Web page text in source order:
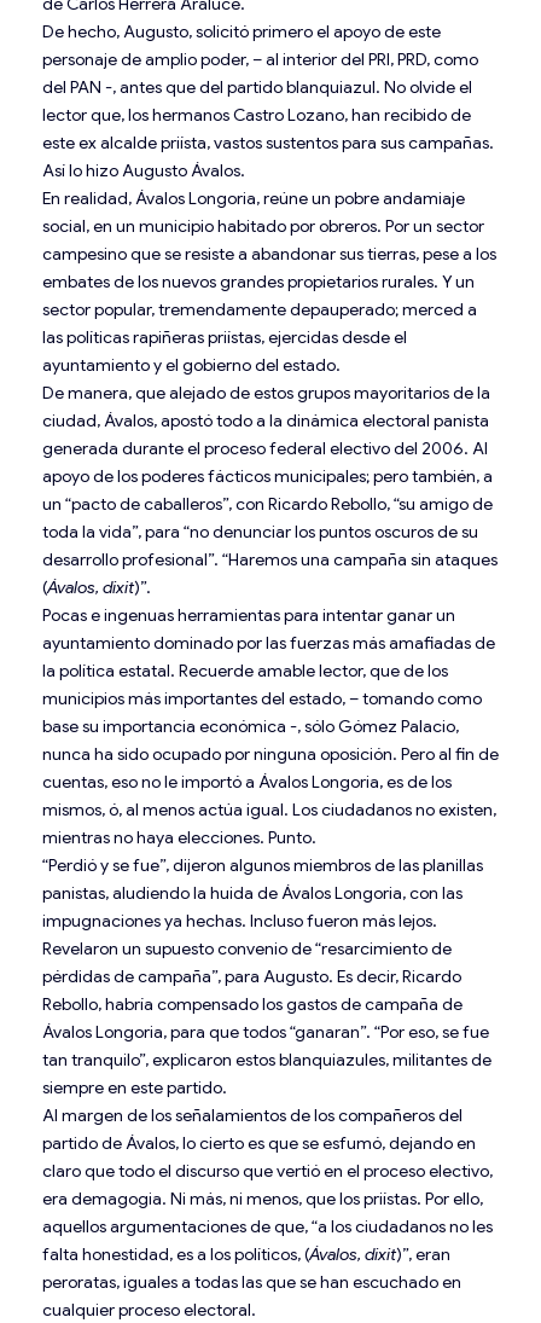
De hecho, Augusto, solicitó primero el apoyo de este
personaje de amplio poder, – al interior del PRI, PRD, como
del PAN -, antes que del partido blanquiazul. No olvide el
lector que, los hermanos Castro Lozano, han recibido de
este ex alcalde priísta, vastos sustentos para sus campañas.
Así lo hizo Augusto Ávalos.
En realidad, Ávalos Longoria, reúne un pobre andamiaje
social, en un municipio habitado por obreros. Por un sector
campesino que se resiste a abandonar sus tierras, pese a los
embates de los nuevos grandes propietarios rurales. Y un
sector popular, tremendamente depauperado; merced a
las políticas rapiñeras priístas, ejercidas desde el
ayuntamiento y el gobierno del estado.
De manera, que alejado de estos grupos mayoritarios de la
ciudad, Ávalos, apostó todo a la dinámica electoral panista
generada durante el proceso federal electivo del 2006. Al
apoyo de los poderes fácticos municipales; pero también, a
un “pacto de caballeros”, con Ricardo Rebollo, “su amigo de
toda la vida”, para “no denunciar los puntos oscuros de su
desarrollo profesional”. “Haremos una campaña sin ataques
(Ávalos, dixit)”.
Pocas e ingenuas herramientas para intentar ganar un
ayuntamiento dominado por las fuerzas más amafiadas de
la política estatal. Recuerde amable lector, que de los
municipios más importantes del estado, – tomando como
base su importancia económica -, sólo Gómez Palacio,
nunca ha sido ocupado por ninguna oposición. Pero al fin de
cuentas, eso no le importó a Ávalos Longoria, es de los
mismos, ó, al menos actúa igual. Los ciudadanos no existen,
mientras no haya elecciones. Punto.
“Perdió y se fue”, dijeron algunos miembros de las planillas
panistas, aludiendo la huida de Ávalos Longoria, con las
impugnaciones ya hechas. Incluso fueron más lejos.
Revelaron un supuesto convenio de “resarcimiento de
pérdidas de campaña”, para Augusto. Es decir, Ricardo
Rebollo, habría compensado los gastos de campaña de
Ávalos Longoria, para que todos “ganaran”. “Por eso, se fue
tan tranquilo”, explicaron estos blanquiazules, militantes de
siempre en este partido.
Al margen de los señalamientos de los compañeros del
partido de Ávalos, lo cierto es que se esfumó, dejando en
claro que todo el discurso que vertió en el proceso electivo,
era demagogia. Ni más, ni menos, que los priístas. Por ello,
aquellos argumentaciones de que, “a los ciudadanos no les
falta honestidad, es a los políticos, (Ávalos, dixit)”, eran
peroratas, iguales a todas las que se han escuchado en
cualquier proceso electoral.